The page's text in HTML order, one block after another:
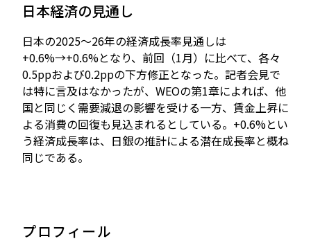
日本経済の見通し
日本の2025～26年の経済成長率見通しは
+0.6%→+0.6%となり、前回（1月）に比べて、各々
0.5ppおよび0.2ppの下方修正となった。記者会見で
は特に言及はなかったが、WEOの第1章によれば、他
国と同じく需要減退の影響を受ける一方、賃金上昇に
よる消費の回復も見込まれるとしている。+0.6%とい
う経済成長率は、日銀の推計による潜在成長率と概ね
同じである。
プロフィール